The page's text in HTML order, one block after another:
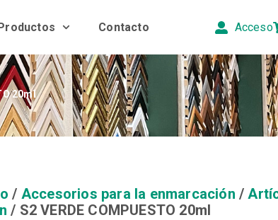
Contacto Acceso
20ml
/ Accesorios para la enmarcación /
/ S2 VERDE COMPUESTO 20ml